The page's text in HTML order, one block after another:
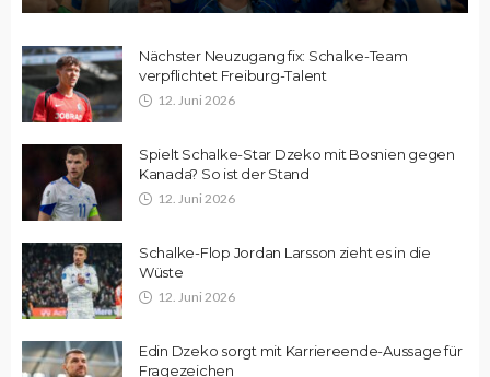
Nächster Neuzugang fix: Schalke-Team
verpflichtet Freiburg-Talent
12. Juni 2026
Spielt Schalke-Star Dzeko mit Bosnien gegen
Kanada? So ist der Stand
12. Juni 2026
Schalke-Flop Jordan Larsson zieht es in die
Wüste
12. Juni 2026
Edin Dzeko sorgt mit Karriereende-Aussage für
Fragezeichen